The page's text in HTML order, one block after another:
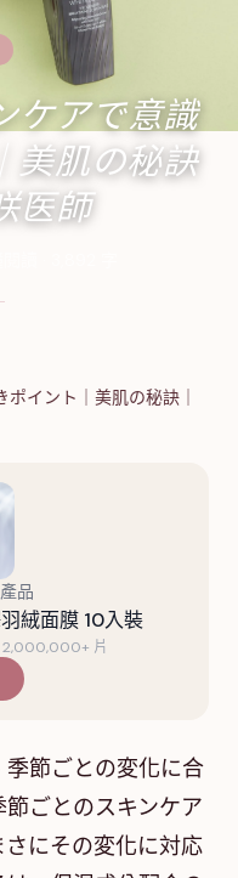
ケアで意識
美肌の秘訣
医師
イント｜美肌の秘訣｜
品
絨面膜 10入裝
2,000,000+ 片
節ごとの変化に合
ごとのスキンケア
にその変化に対応